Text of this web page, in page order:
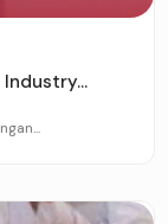
Industry...